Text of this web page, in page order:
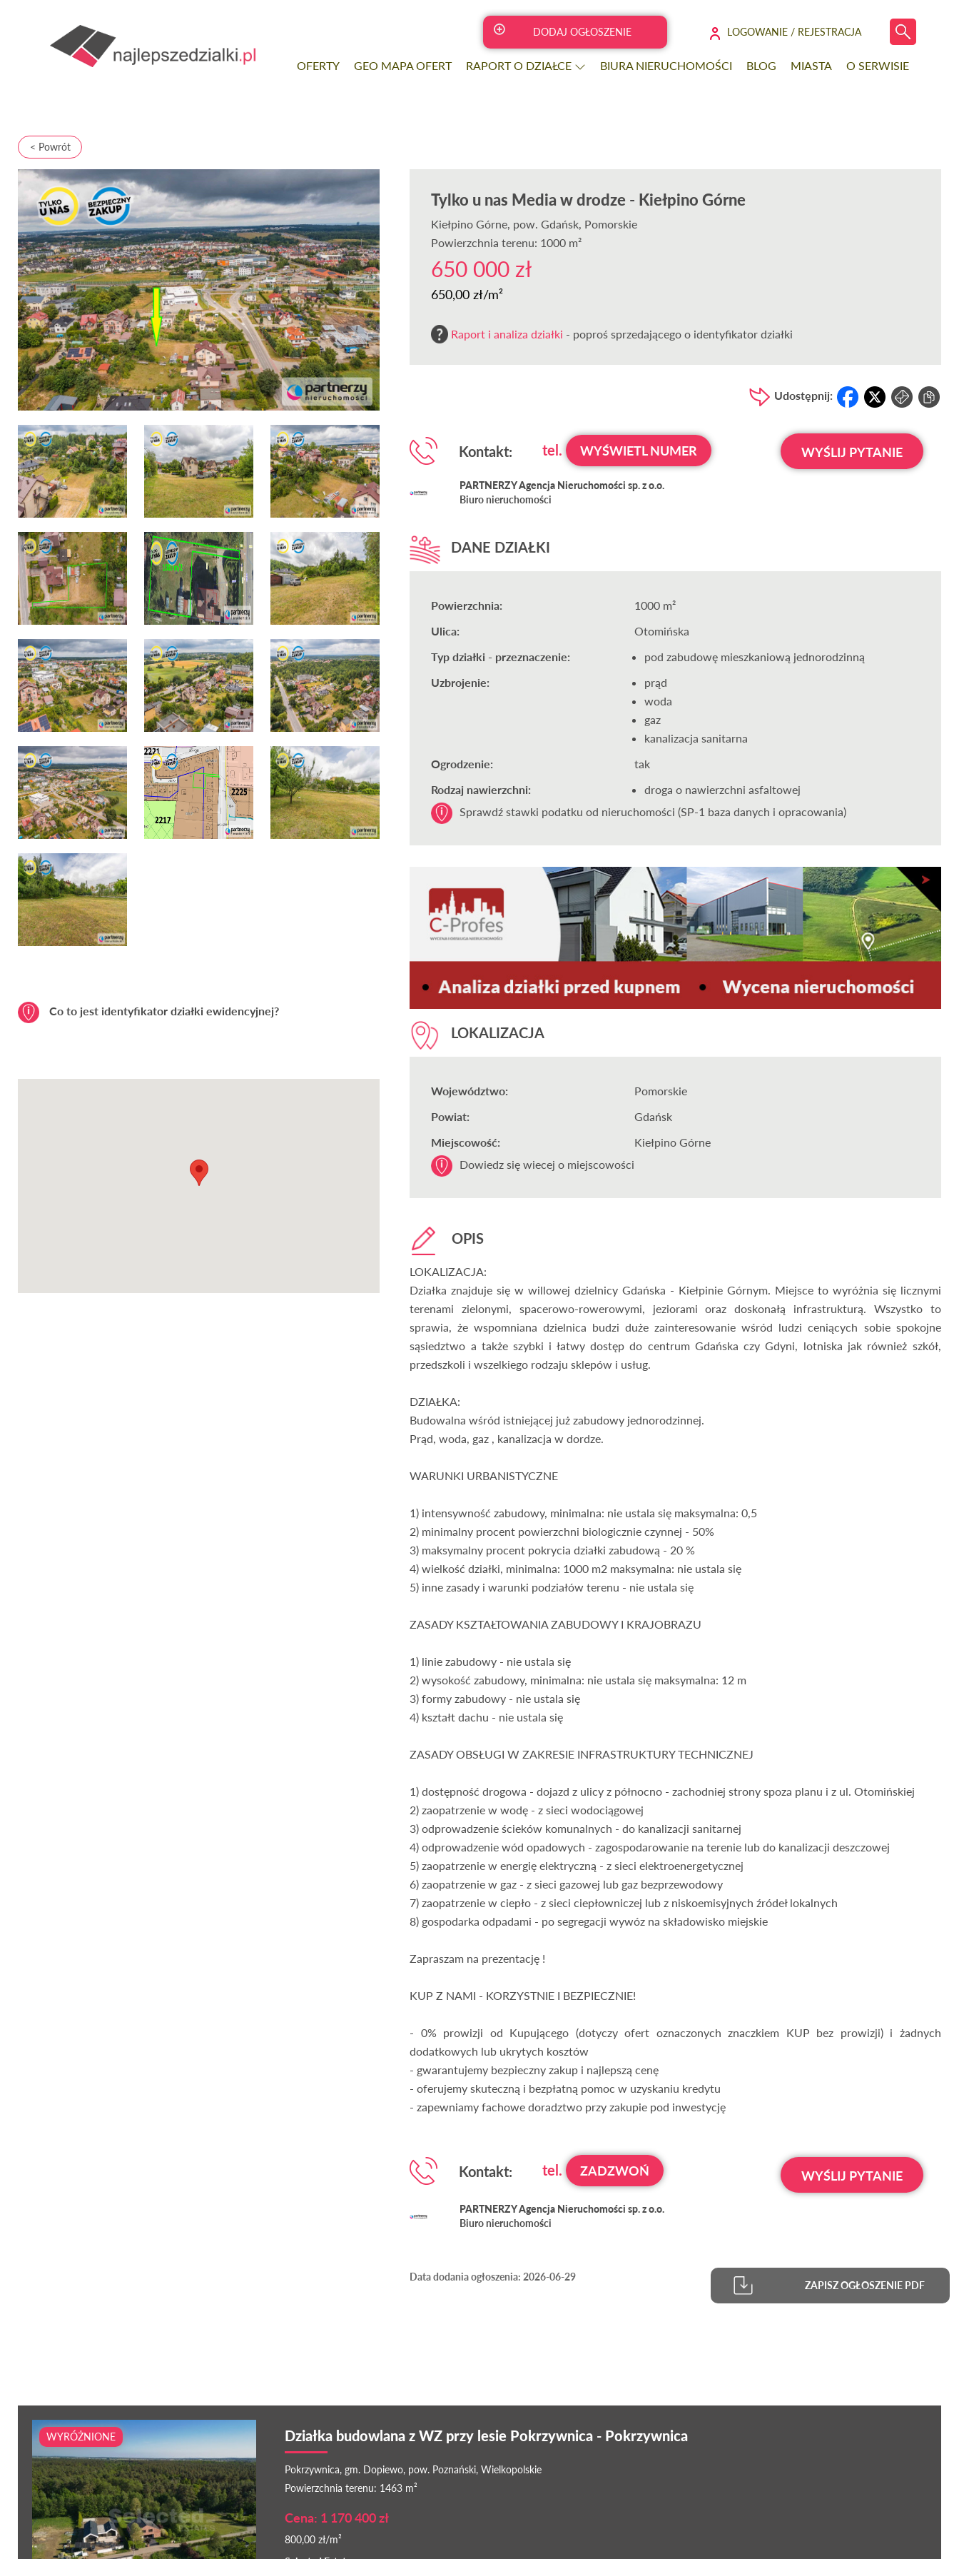
DODAJ OGŁOSZENIE LOGOWANIE / REJESTRACJA
OFERTY GEO MAPA OFERT RAPORT O DZIAŁCE BIURA NIERUCHOMOŚCI BLOG MIASTA O SERWISIE
< Powrót
Co to jest identyfikator działki ewidencyjnej?
Tylko u nas Media w drodze - Kiełpino Górne
Kiełpino Górne, pow. Gdańsk, Pomorskie
Powierzchnia terenu: 1000 m²
650 000 zł
650,00 zł/m²
Raport i analiza działki - poproś sprzedającego o identyfikator działki
Udostępnij:
Kontakt: tel. WYŚWIETL NUMER WYŚLIJ PYTANIE
PARTNERZY Agencja Nieruchomości sp. z o.o.
Biuro nieruchomości
DANE DZIAŁKI
Powierzchnia:
1000 m²
Ulica:
Otomińska
Typ działki - przeznaczenie:
pod zabudowę mieszkaniową jednorodzinną
Uzbrojenie:
prąd
woda
gaz
kanalizacja sanitarna
Ogrodzenie:
tak
Rodzaj nawierzchni:
droga o nawierzchni asfaltowej
Sprawdź stawki podatku od nieruchomości (SP-1 baza danych i opracowania)
LOKALIZACJA
Województwo:
Pomorskie
Powiat:
Gdańsk
Miejscowość:
Kiełpino Górne
Dowiedz się wiecej o miejscowości
OPIS
LOKALIZACJA:
Działka znajduje się w willowej dzielnicy Gdańska - Kiełpinie Górnym. Miejsce to wyróżnia się licznymi
terenami zielonymi, spacerowo-rowerowymi, jeziorami oraz doskonałą infrastrukturą. Wszystko to
sprawia, że wspomniana dzielnica budzi duże zainteresowanie wśród ludzi ceniących sobie spokojne
sąsiedztwo a także szybki i łatwy dostęp do centrum Gdańska czy Gdyni, lotniska jak również szkół,
przedszkoli i wszelkiego rodzaju sklepów i usług.
DZIAŁKA:
Budowalna wśród istniejącej już zabudowy jednorodzinnej.
Prąd, woda, gaz , kanalizacja w dordze.
WARUNKI URBANISTYCZNE
1) intensywność zabudowy, minimalna: nie ustala się maksymalna: 0,5
2) minimalny procent powierzchni biologicznie czynnej - 50%
3) maksymalny procent pokrycia działki zabudową - 20 %
4) wielkość działki, minimalna: 1000 m2 maksymalna: nie ustala się
5) inne zasady i warunki podziałów terenu - nie ustala się
ZASADY KSZTAŁTOWANIA ZABUDOWY I KRAJOBRAZU
1) linie zabudowy - nie ustala się
2) wysokość zabudowy, minimalna: nie ustala się maksymalna: 12 m
3) formy zabudowy - nie ustala się
4) kształt dachu - nie ustala się
ZASADY OBSŁUGI W ZAKRESIE INFRASTRUKTURY TECHNICZNEJ
1) dostępność drogowa - dojazd z ulicy z północno - zachodniej strony spoza planu i z ul. Otomińskiej
2) zaopatrzenie w wodę - z sieci wodociągowej
3) odprowadzenie ścieków komunalnych - do kanalizacji sanitarnej
4) odprowadzenie wód opadowych - zagospodarowanie na terenie lub do kanalizacji deszczowej
5) zaopatrzenie w energię elektryczną - z sieci elektroenergetycznej
6) zaopatrzenie w gaz - z sieci gazowej lub gaz bezprzewodowy
7) zaopatrzenie w ciepło - z sieci ciepłowniczej lub z niskoemisyjnych źródeł lokalnych
8) gospodarka odpadami - po segregacji wywóz na składowisko miejskie
Zapraszam na prezentację !
KUP Z NAMI - KORZYSTNIE I BEZPIECZNIE!
- 0% prowizji od Kupującego (dotyczy ofert oznaczonych znaczkiem KUP bez prowizji) i żadnych
dodatkowych lub ukrytych kosztów
- gwarantujemy bezpieczny zakup i najlepszą cenę
- oferujemy skuteczną i bezpłatną pomoc w uzyskaniu kredytu
- zapewniamy fachowe doradztwo przy zakupie pod inwestycję
Kontakt: tel. ZADZWOŃ WYŚLIJ PYTANIE
PARTNERZY Agencja Nieruchomości sp. z o.o.
Biuro nieruchomości
Data dodania ogłoszenia: 2026-06-29
ZAPISZ OGŁOSZENIE PDF
WYRÓŻNIONE Działka budowlana z WZ przy lesie Pokrzywnica - Pokrzywnica
Pokrzywnica, gm. Dopiewo, pow. Poznański, Wielkopolskie
Powierzchnia terenu: 1463 m²
Cena: 1 170 400 zł
800,00 zł/m²